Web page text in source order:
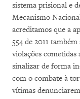
sistema prisional e
Mecanismo
acreditamos que a
554 de 2011
violações cometidas
sinalizar de forma
com o combate à
vítimas